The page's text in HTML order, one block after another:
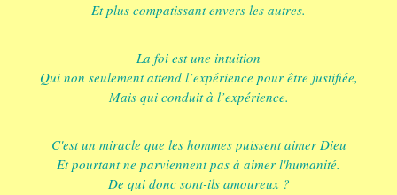
Et plus compatissant envers les autres.
La foi est une intuition
Qui non seulement attend l’expérience pour être justifiée,
Mais qui conduit à l’expérience.
C'est un miracle que les hommes puissent aimer Dieu
Et pourtant ne parviennent pas à aimer l'humanité.
De qui donc sont-ils amoureux ?